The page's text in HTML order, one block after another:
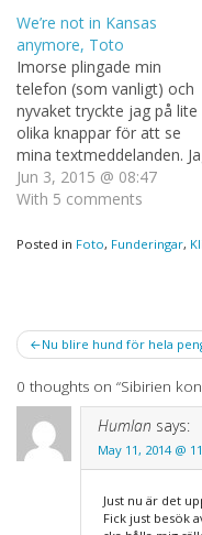
We’re not in Kansas
anymore, Toto
Imorse plingade min
telefon (som vanligt) och
nyvaket tryckte jag på lite
olika knappar för att se
mina textmeddelanden.
läste meddelandet tre
gånger och tre gånger
Däremot blev jag
jag befunnit mig det…
Jun 3, 2015 @ 08:47
With 5 comments
Posted in Foto, Funderingar,
Post
navigation
Nu blire hund för hela
0 thoughts on “Sibirien
Humlan says:
May 11, 2014 @
Just nu är det
Fick just besök